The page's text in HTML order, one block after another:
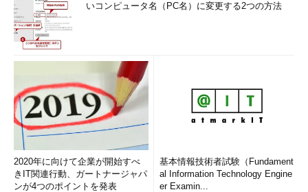
いコンピュータ名（PC名）に変更する2つの方法
2020年に向けて企業が開始すべ
きIT関連行動、ガートナージャパ
ンが4つのポイントを発表
基本情報技術者試験（Fundament
al Information Technology Engine
er Examin...